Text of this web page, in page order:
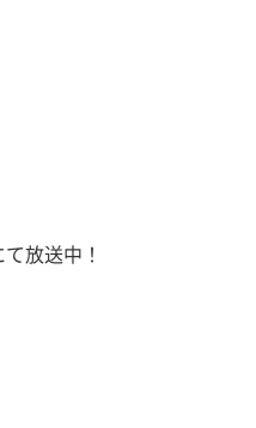
放送中！